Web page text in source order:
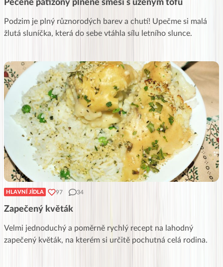
Pečené patizony plněné směsí s uzeným tofu
Podzim je plný různorodých barev a chutí! Upečme si malá
žlutá sluníčka, která do sebe vtáhla sílu letního slunce.
HLAVNÍ JÍDLA 97 34
Zapečený květák
Velmi jednoduchý a poměrně rychlý recept na lahodný
zapečený květák, na kterém si určitě pochutná celá rodina.